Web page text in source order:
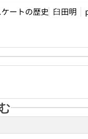
ートの歴史 臼田明